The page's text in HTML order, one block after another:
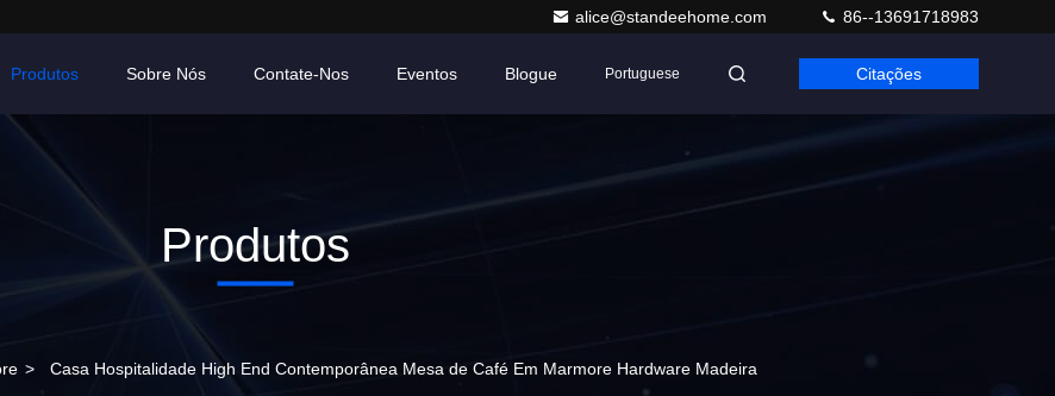
alice@standeehome.com 86--13691718983
Produtos Sobre Nós Contate-Nos Eventos Blogue Portuguese Citações
Produtos
> Casa Hospitalidade High End Contemporânea Mesa de Café Em Marmore Hardware Madeira